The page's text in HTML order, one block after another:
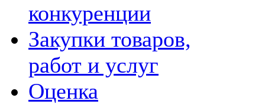
конкуренции
Закупки товаров,
работ и услуг
Оценка